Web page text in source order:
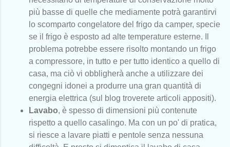
più basse di quelle che mediamente potrà garantirvi
lo scomparto congelatore del frigo da camper, specie
se il frigo è esposto ad alte temperature esterne. Il
problema potrebbe essere risolto montando un frigo
a compressore, in tutto e per tutto identico a quello di
casa, ma ciò vi obbligherà anche a utilizzare dei
congegni idonei a produrre una gran quantità di
energia elettrica (sul blog troverete articoli appositi).
Lavabo, è spesso di dimensioni più contenute
rispetto a quello casalingo. Ma con un po' di pratica,
si riesce a lavare piatti e pentole senza nessuna